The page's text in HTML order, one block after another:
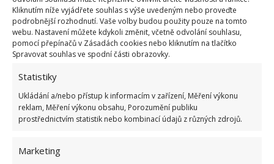
Kliknutím níže vyjádřete souhlas s výše uvedeným nebo proveďte
podrobnější rozhodnutí. Vaše volby budou použity pouze na tomto
webu. Nastavení můžete kdykoli změnit, včetně odvolání souhlasu,
pomocí přepínačů v Zásadách cookies nebo kliknutím na tlačítko
Spravovat souhlas ve spodní části obrazovky.
Statistiky
Ukládání a/nebo přístup k informacím v zařízení, Měření výkonu
reklam, Měření výkonu obsahu, Porozumění publiku
prostřednictvím statistik nebo kombinací údajů z různých zdrojů.
Marketing
Všeho s mírou
Při zařizování nezapomeňte na zlaté pravidlo, že
méně je někdy více. Vyvarujte se tedy toho, aby ve
vašem obývacím pokoji bylo příliš mnoho nábytku a
doplňků. Místnost by pak mohla působit příliš
potřebujte pohybovat a také nestrávit jeho úklidem